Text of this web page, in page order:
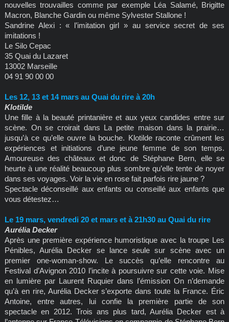
nouvelles trouvailles comme par exemple Léa Salamé, Brigitte
Macron, Blanche Gardin ou même Sylvester Stallone !
Sandrine Alexi : « l’imitation girl » au service secret de ses
imitations !
Le Silo Cepac
35 Quai du Lazaret
13002 Marseille
04 91 90 00 00
Les 12, 13 et 14 mars au Quai du rire à 20h
Klotilde
Une fille à la beauté printanière et aux yeux candides entre sur
scène. On se croirait dans La petite maison dans la prairie…
jusqu’à ce qu’elle ouvre la bouche. Klotilde raconte crûment les
expériences et initiations d’une jeune femme de son temps.
Amoureuse des châteaux et donc de Stéphane Bern, elle se
heurte à une réalité beaucoup plus sombre qu’elle tente de noyer
dans ses voyages. Voir la vie en rose fait parfois rire jaune ?
Spectacle déconseillé aux enfants ou conseillé aux enfants que
vous détestez…
Le 19 mars, vendredi 20 et mars et à 21h30 au Quai du rire
Aurélia Decker
Après une première expérience humoristique avec la troupe Les
Pénibles, Aurélia Decker se lance seule sur scène avec un
premier one-woman-show. Le succès qu’elle rencontre au
Festival d’Avignon 2010 l’incite à poursuivre sur cette voie. Mise
en lumière par Laurent Ruquier dans l’émission On n’demande
qu’à en rire, Aurélia Decker s’exporte dans toute la France. Éric
Antoine, entre autres, lui confie la première partie de son
spectacle en 2012. Trois ans plus tard, Aurélia Decker est à